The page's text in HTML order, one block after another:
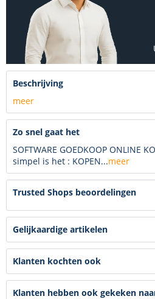
Beschrijving
meer
Zo snel gaat het
SOFTWARE GOEDKOOP ONLINE
simpel is het : KOPEN...meer
Trusted Shops beoordelingen
Gelijkaardige artikelen
Klanten kochten ook
Klanten hebben ook gekeken